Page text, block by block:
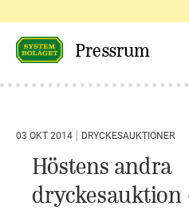
Pressrum
03 OKT 2014 DRYCKESAUKTIONER
Höstens andra
dryckesauktion